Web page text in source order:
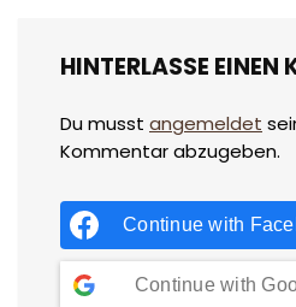
HINTERLASSE EINEN
Du musst angemeldet
Kommentar abzugeben.
Continue with
Continue with